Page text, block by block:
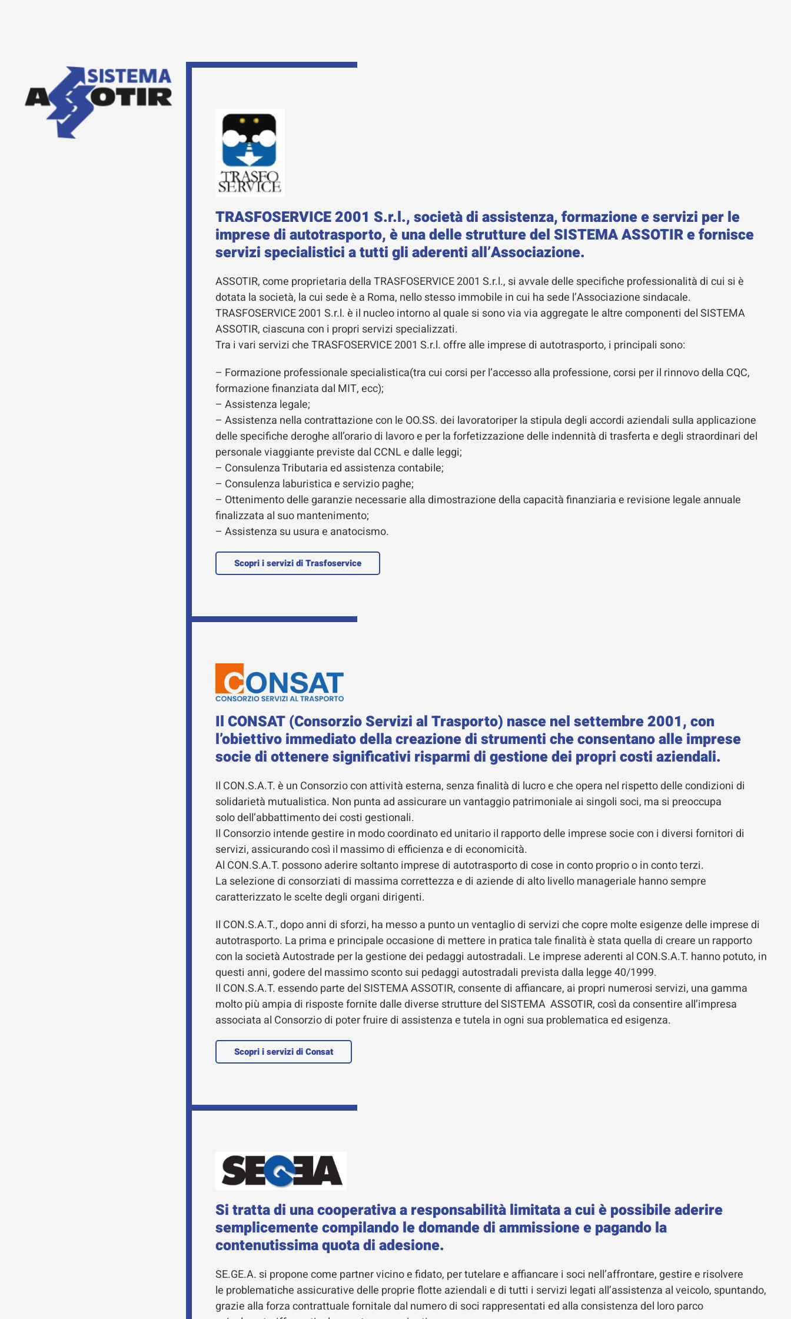
TRASFOSERVICE 2001 S.r.l., società di assistenza, formazione e servizi per le
imprese di autotrasporto, è una delle strutture del SISTEMA ASSOTIR e fornisce
servizi specialistici a tutti gli aderenti all’Associazione.
ASSOTIR, come proprietaria della TRASFOSERVICE 2001 S.r.l., si avvale delle specifiche professionalità di cui si è
dotata la società, la cui sede è a Roma, nello stesso immobile in cui ha sede l’Associazione sindacale.
TRASFOSERVICE 2001 S.r.l. è il nucleo intorno al quale si sono via via aggregate le altre componenti del SISTEMA
ASSOTIR, ciascuna con i propri servizi specializzati.
Tra i vari servizi che TRASFOSERVICE 2001 S.r.l. offre alle imprese di autotrasporto, i principali sono:
– Formazione professionale specialistica(tra cui corsi per l’accesso alla professione, corsi per il rinnovo della CQC,
formazione finanziata dal MIT, ecc);
– Assistenza legale;
– Assistenza nella contrattazione con le OO.SS. dei lavoratoriper la stipula degli accordi aziendali sulla applicazione
delle specifiche deroghe all’orario di lavoro e per la forfetizzazione delle indennità di trasferta e degli straordinari del
personale viaggiante previste dal CCNL e dalle leggi;
– Consulenza Tributaria ed assistenza contabile;
– Consulenza laburistica e servizio paghe;
– Ottenimento delle garanzie necessarie alla dimostrazione della capacità finanziaria e revisione legale annuale
finalizzata al suo mantenimento;
– Assistenza su usura e anatocismo.
Scopri i servizi di Trasfoservice
Il CONSAT (Consorzio Servizi al Trasporto) nasce nel settembre 2001, con
l’obiettivo immediato della creazione di strumenti che consentano alle imprese
socie di ottenere significativi risparmi di gestione dei propri costi aziendali.
Il CON.S.A.T. è un Consorzio con attività esterna, senza finalità di lucro e che opera nel rispetto delle condizioni di
solidarietà mutualistica. Non punta ad assicurare un vantaggio patrimoniale ai singoli soci, ma si preoccupa
solo dell’abbattimento dei costi gestionali.
Il Consorzio intende gestire in modo coordinato ed unitario il rapporto delle imprese socie con i diversi fornitori di
servizi, assicurando così il massimo di efficienza e di economicità.
Al CON.S.A.T. possono aderire soltanto imprese di autotrasporto di cose in conto proprio o in conto terzi.
La selezione di consorziati di massima correttezza e di aziende di alto livello manageriale hanno sempre
caratterizzato le scelte degli organi dirigenti.
Il CON.S.A.T., dopo anni di sforzi, ha messo a punto un ventaglio di servizi che copre molte esigenze delle imprese di
autotrasporto. La prima e principale occasione di mettere in pratica tale finalità è stata quella di creare un rapporto
con la società Autostrade per la gestione dei pedaggi autostradali. Le imprese aderenti al CON.S.A.T. hanno potuto, in
questi anni, godere del massimo sconto sui pedaggi autostradali prevista dalla legge 40/1999.
Il CON.S.A.T. essendo parte del SISTEMA ASSOTIR, consente di affiancare, ai propri numerosi servizi, una gamma
molto più ampia di risposte fornite dalle diverse strutture del SISTEMA ASSOTIR, così da consentire all’impresa
associata al Consorzio di poter fruire di assistenza e tutela in ogni sua problematica ed esigenza.
Scopri i servizi di Consat
Si tratta di una cooperativa a responsabilità limitata a cui è possibile aderire
semplicemente compilando le domande di ammissione e pagando la
contenutissima quota di adesione.
SE.GE.A. si propone come partner vicino e fidato, per tutelare e affiancare i soci nell’affrontare, gestire e risolvere
le problematiche assicurative delle proprie flotte aziendali e di tutti i servizi legati all’assistenza al veicolo, spuntando,
grazie alla forza contrattuale fornitale dal numero di soci rappresentati ed alla consistenza del loro parco